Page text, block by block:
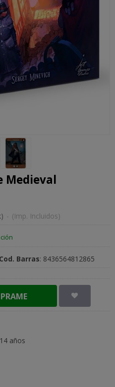
Medieval
- (Imp. Incluidos)
Barras: 8436564812865
14 años